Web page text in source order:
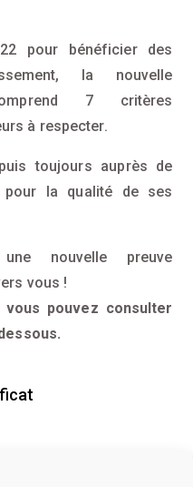
pour bénéficier des
la nouvelle
7 critères
à respecter.
toujours auprès de
la qualité de ses
nouvelle preuve
vous !
vous pouvez consulter